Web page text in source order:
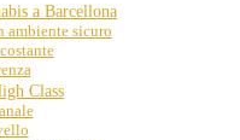
a Barcellona
ambiente sicuro
Class